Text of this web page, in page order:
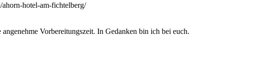
hotel-am-fichtelberg/
Vorbereitungszeit. In Gedanken bin ich bei euch.